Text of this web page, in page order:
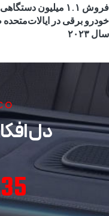
فروش ۱.۱ میلیون دستگاهی
خودرو برقی در
سال ۲۰۲۳
دل